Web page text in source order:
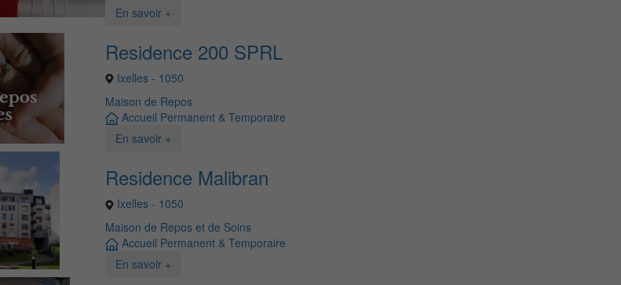
En savoir +
Residence 200 SPRL
Ixelles - 1050
Maison de Repos
Accueil Permanent & Temporaire
En savoir +
Residence Malibran
Ixelles - 1050
Maison de Repos et de Soins
Accueil Permanent & Temporaire
En savoir +